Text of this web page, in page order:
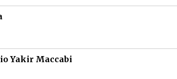
Yakir Maccabi